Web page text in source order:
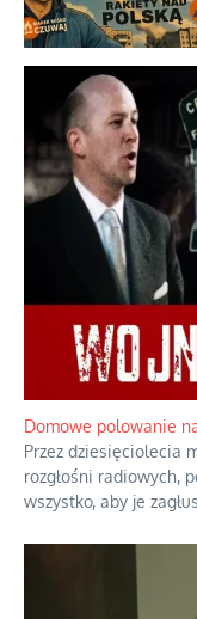
Domowe polowanie
Przez dziesięciolecia
rozgłośni radiowych,
wszystko, aby je